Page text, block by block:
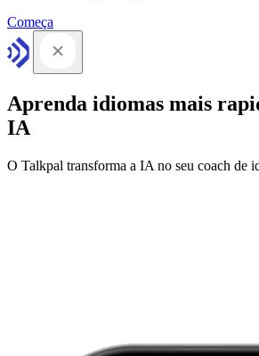
Começa
Aprenda idiomas mais
IA
O Talkpal transforma a IA no seu coach de